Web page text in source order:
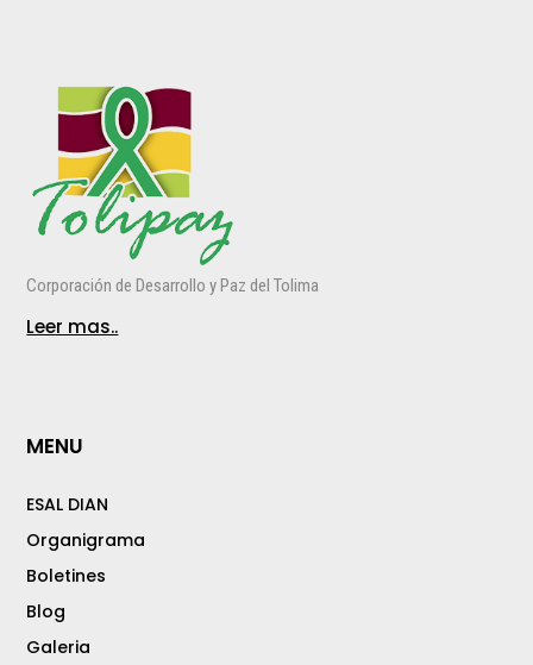
Corporación de Desarrollo y Paz del Tolima
Leer mas..
MENU
ESAL DIAN
Organigrama
Boletines
Blog
Galeria